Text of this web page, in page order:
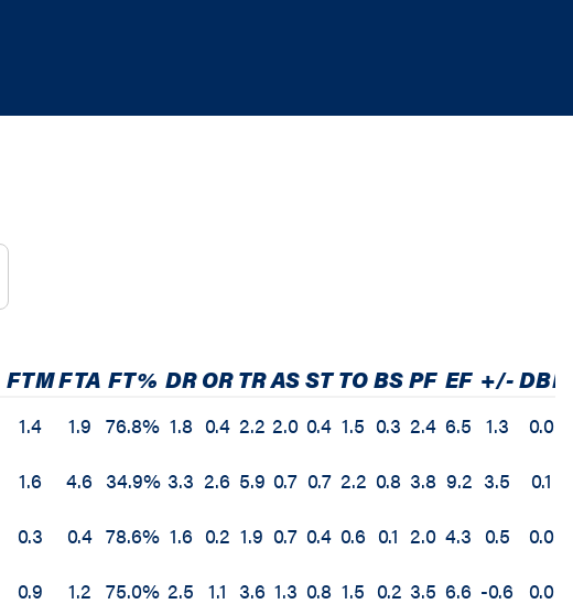
FTMFTA FT% DRORTRASSTTOBSPF EF +/-DBL
1.4 1.9 76.8% 1.8 0.4 2.2 2.0 0.4 1.5 0.3 2.4 6.5 1.3
0.0
1.6 4.6 34.9% 3.3 2.6 5.9 0.7 0.7 2.2 0.8 3.8 9.2 3.5
0.1
0.3 0.4 78.6% 1.6 0.2 1.9 0.7 0.4 0.6 0.1 2.0 4.3 0.5
0.0
0.9 1.2 75.0% 2.5 1.1 3.6 1.3 0.8 1.5 0.2 3.5 6.6 -0.6 0.0